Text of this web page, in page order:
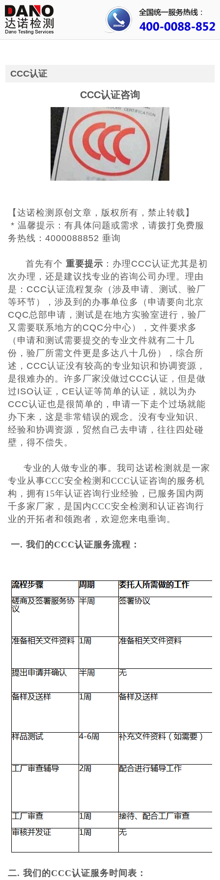
首页
关于我们
成功案例
证书查询
CE认证
UKCA认证
欧盟CE认证
CE认证常见问
题
3C认证
CQC认证
十环能效认证
环保节能认证
ROHS认证
日本PSE认证
ECE认证
澳洲SAA认证
ISO体系认证
美国认证
其它认证
CCC认证
CCC认证咨询
【达诺检测原创文章，版权所有，禁止转载】
* 温馨提示：有具体问题或需求，请拨打免费服
务热线：4000088852 垂询
首先有个 重要提示 ：办理CCC认证尤其是初
次办理，还是建议找专业的咨询公司办理。理由
是：CCC认证流程复杂（涉及申请、测试、验厂
等环节），涉及到的办事单位多（申请要向北京
CQC总部申请，测试是在地方实验室进行，验厂
又需要联系地方的CQC分中心），文件要求多
（申请和测试需要提交的专业文件就有二十几
份，验厂所需文件更是多达八十几份），综合所
述，CCC认证没有较高的专业知识和协调资源，
是很难办的。许多厂家没做过CCC认证，但是做
过ISO认证，CE认证等简单的认证，就以为办
CCC认证也是很简单的，申请一下走个过场就能
办下来，这是非常错误的观念。没有专业知识、
经验和协调资源，贸然自己去申请，往往四处碰
壁，得不偿失。
专业的人做专业的事。我司达诺检测就是一家
专业从事CCC安全检测和CCC认证咨询的服务机
构，拥有15年认证咨询行业经验，已服务国内两
千多家厂家，是国内CCC安全检测和认证咨询行
业的开拓者和领跑者，欢迎您来电垂询。
一. 我们的CCC认证服务流程：
二. 我们的CCC认证服务时间表：